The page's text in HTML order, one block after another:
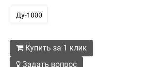
Ду-1000
Купить за 1 клик
Задать вопрос